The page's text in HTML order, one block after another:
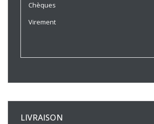
Chèques
Virement
LIVRAISON